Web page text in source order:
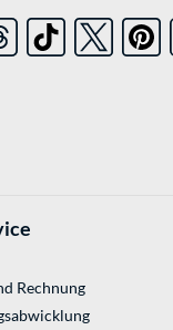
Rechnung